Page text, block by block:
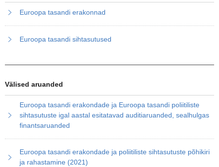
Euroopa tasandi erakonnad
Euroopa tasandi sihtasutused
Välised aruanded
Euroopa tasandi erakondade ja Euroopa tasandi poliitiliste
sihtasutuste igal aastal esitatavad auditiaruanded, sealhulgas
finantsaruanded
Euroopa tasandi erakondade ja poliitiliste sihtasutuste põhikiri
ja rahastamine (2021)